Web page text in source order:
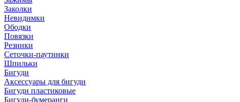
Заколки
Невидимки
Ободки
Повязки
Резинки
Сеточки-паутинки
Шпильки
Бигуди
Аксессуары для бигуди
Бигуди пластиковые
Бигуди-бумеранги